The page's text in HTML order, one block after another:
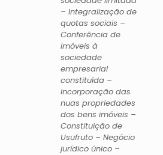
– Integralização de
quotas sociais –
Conferência de
imóveis à
sociedade
empresarial
constituída –
Incorporação das
nuas propriedades
dos bens imóveis –
Constituição de
Usufruto – Negócio
jurídico único –